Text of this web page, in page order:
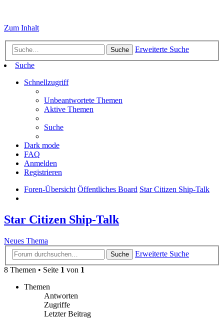
Zum Inhalt
Suche
Erweiterte Suche
Suche
Schnellzugriff
Unbeantwortete Themen
Aktive Themen
Suche
Dark mode
FAQ
Anmelden
Registrieren
Foren-Übersicht Öffentliches Board Star Citizen Ship-Talk
Star Citizen Ship-Talk
Neues Thema
Suche
Erweiterte Suche
8 Themen • Seite 1 von 1
Themen
Antworten
Zugriffe
Letzter Beitrag